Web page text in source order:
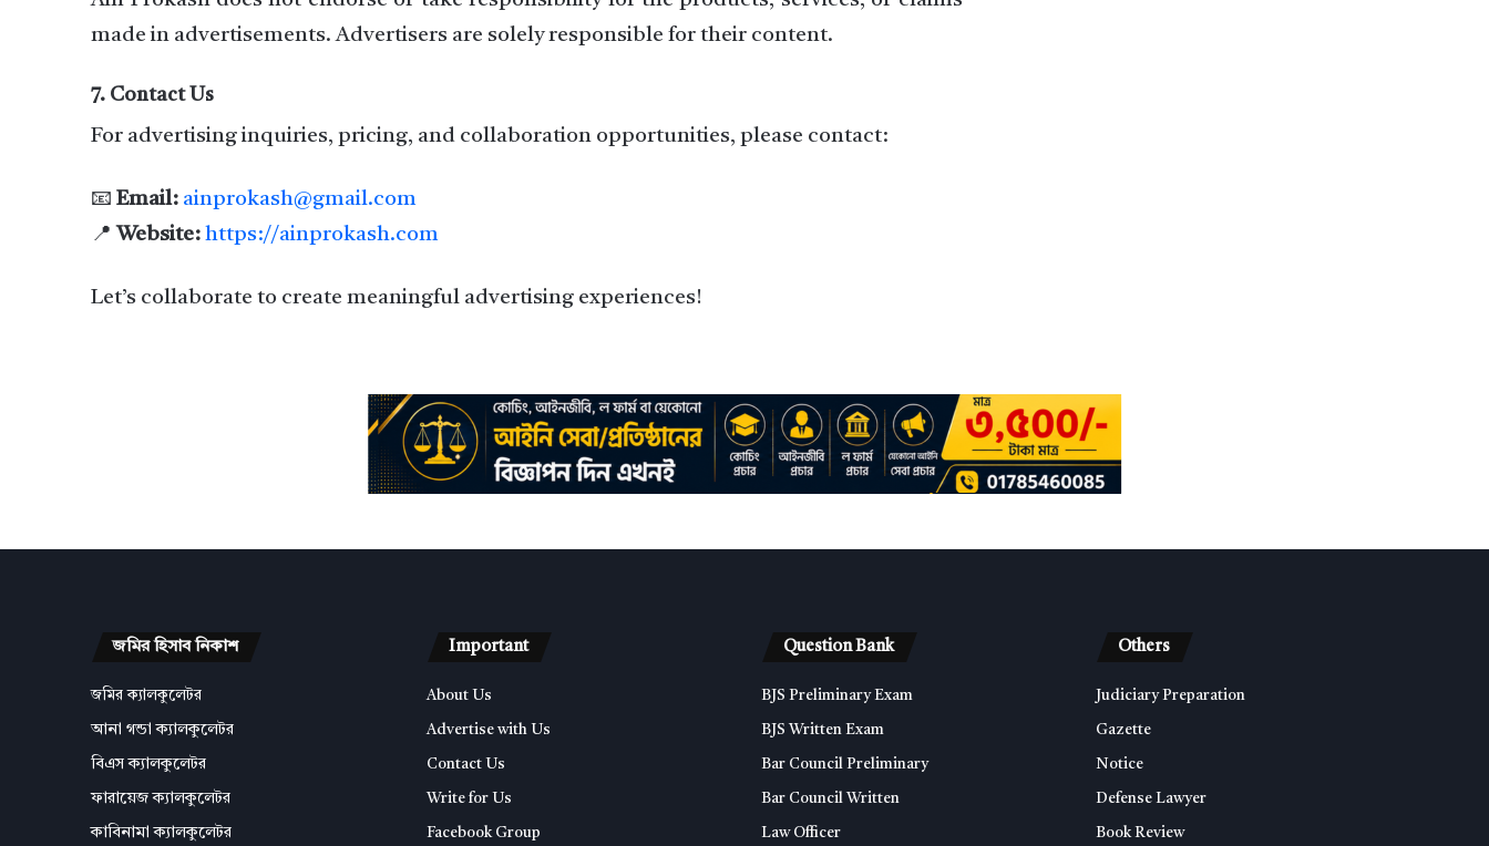
made in advertisements. Advertisers are solely responsible for their content.
7. Contact Us
For advertising inquiries, pricing, and collaboration opportunities, please contact:
📧Email: ainprokash@gmail.com
📍 Website: https://ainprokash.com
Let’s collaborate to create meaningful advertising experiences!
জমির হিসাব নিকাশ
জমির ক্যালকুলেটর
আনা গন্ডা ক্যালকুলেটর
বিএস ক্যালকুলেটর
ফারায়েজ ক্যালকুলেটর
কাবিনামা ক্যালকুলেটর
Important
About Us
Advertise with Us
Contact Us
Write for Us
Facebook Group
Question Bank
BJS Preliminary Exam
BJS Written Exam
Bar Council Preliminary
Bar Council Written
Law Officer
Others
Judiciary Preparation
Gazette
Notice
Defense Lawyer
Book Review